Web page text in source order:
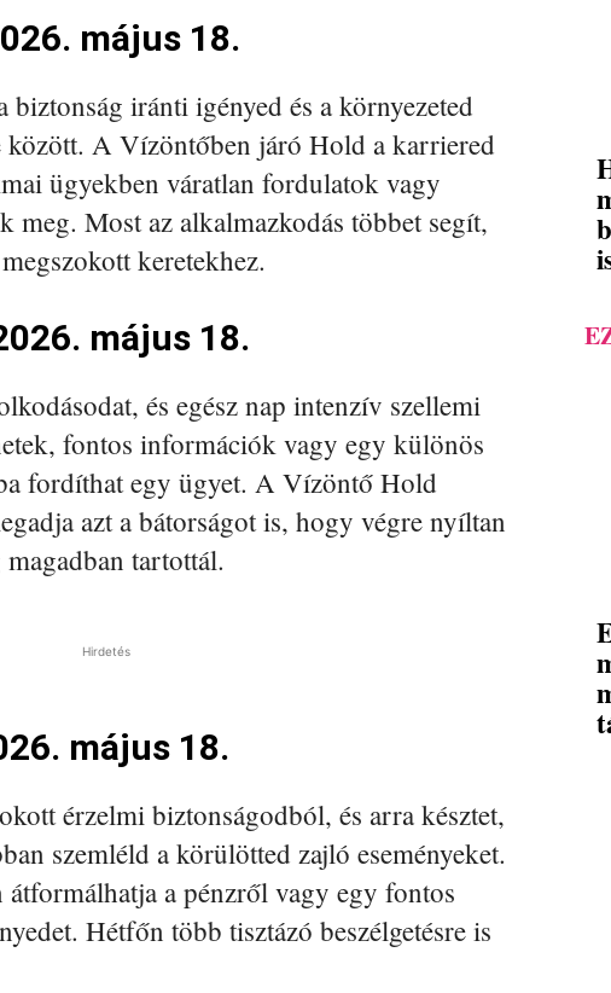
május 18.
iránti igényed és a környezeted
között. A Vízöntőben járó Hold a karriered
ügyekben váratlan fordulatok vagy
meg. Most az alkalmazkodás többet segít,
keretekhez.
május 18.
és egész nap intenzív szellemi
fontos információk vagy egy különös
fordíthat egy ügyet. A Vízöntő Hold
azt a bátorságot is, hogy végre nyíltan
tartottál.
Hirdetés
május 18.
érzelmi biztonságodból, és arra késztet,
szemléld a körülötted zajló eseményeket.
a pénzről vagy egy fontos
Hétfőn több tisztázó beszélgetésre is